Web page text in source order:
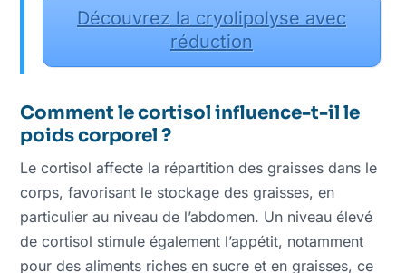
Découvrez la cryolipolyse avec
réduction
Comment le cortisol influence-t-il le
poids corporel ?
Le cortisol affecte la répartition des graisses dans le
corps, favorisant le stockage des graisses, en
particulier au niveau de l’abdomen. Un niveau élevé
de cortisol stimule également l’appétit, notamment
pour des aliments riches en sucre et en graisses, ce